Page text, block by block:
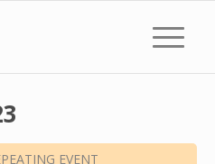
EVENT